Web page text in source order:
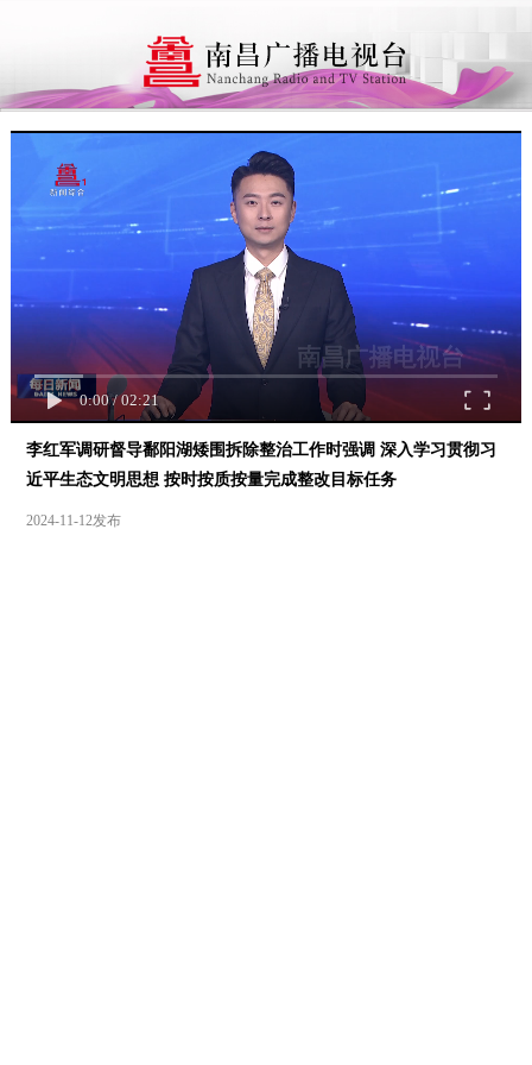
0:00/02:21
李红军调研督导鄱阳湖矮围拆除整治工作时强调 深入学习贯彻习
近平生态文明思想 按时按质按量完成整改目标任务
2024-11-12发布